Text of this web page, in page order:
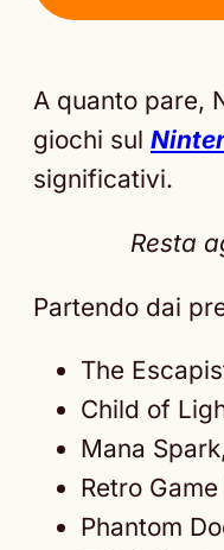
A quanto pare,
giochi sul
significativi.
Resta
Partendo dai
The
Child of
Mana
Retro
Phantom